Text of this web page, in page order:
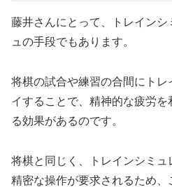
藤井さんにとって、トレイン
ュの手段でもあります。
将棋の試合や練習の合間にト
イすることで、精神的な疲労
る効果があるのです。
将棋と同じく、トレインシミュ
精密な操作が要求されるため